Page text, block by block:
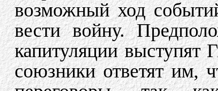
возможный ход
вести войну.
капитуляции выступят
союзники ответят им,